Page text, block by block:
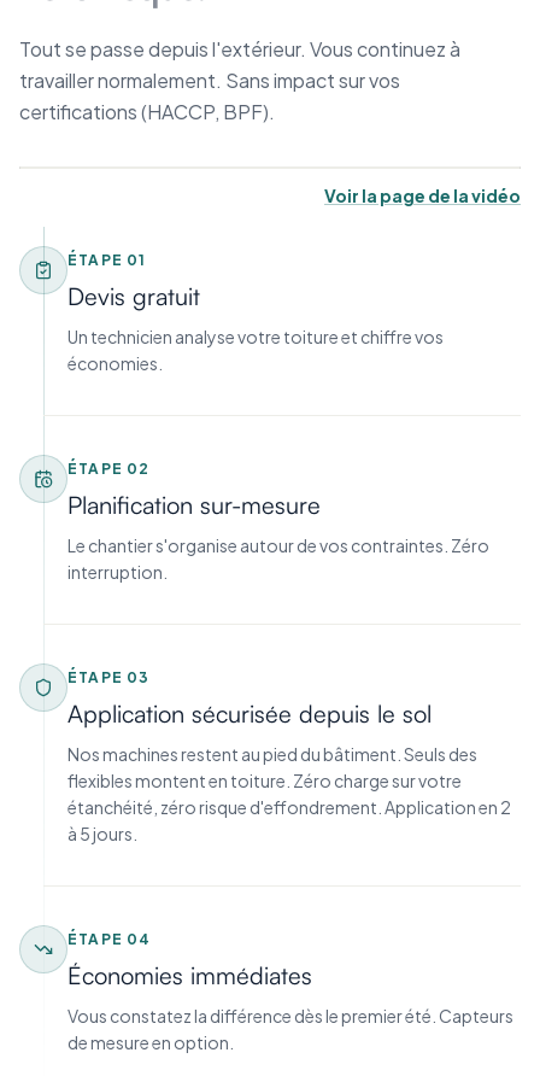
Tout se passe depuis l'extérieur. Vous continuez à
travailler normalement. Sans impact sur vos
certifications (HACCP, BPF).
Voir la page de la vidéo
ÉTAPE 01
Devis gratuit
Un technicien analyse votre toiture et chiffre vos
économies.
ÉTAPE 02
Planification sur-mesure
Le chantier s'organise autour de vos contraintes. Zéro
interruption.
ÉTAPE 03
Application sécurisée depuis le sol
Nos machines restent au pied du bâtiment. Seuls des
flexibles montent en toiture. Zéro charge sur votre
étanchéité, zéro risque d'effondrement. Application en 2
à 5 jours.
ÉTAPE 04
Économies immédiates
Vous constatez la différence dès le premier été. Capteurs
de mesure en option.